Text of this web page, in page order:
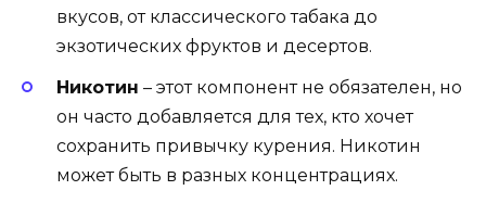
вкусов, от классического табака до
экзотических фруктов и десертов.
Никотин – этот компонент не обязателен, но
он часто добавляется для тех, кто хочет
сохранить привычку курения. Никотин
может быть в разных концентрациях.